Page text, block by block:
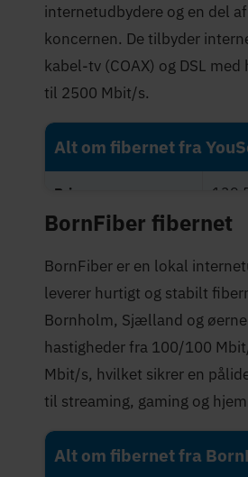
Trustpilot-score 3,7
internetudbydere og en del
koncernen. De tilbyder
kabel-tv (COAX) og DSL
til 2500 Mbit/s.
Alt om fibernet fra
Priser
Maksimal hastighed
(Mbit/s)
Trustpilot-score 2,4
BornFiber fibernet
BornFiber er en lokal
leverer hurtigt og stabilt
Bornholm, Sjælland og
hastigheder fra 100/100
Mbit/s, hvilket sikrer en
til streaming, gaming og
Alt om fibernet fra